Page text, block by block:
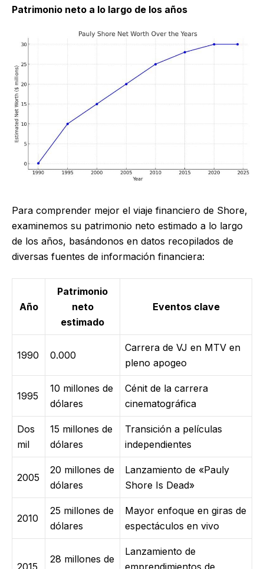
Patrimonio neto a lo largo de los años
Para comprender mejor el viaje financiero de Shore,
examinemos su patrimonio neto estimado a lo largo
de los años, basándonos en datos recopilados de
diversas fuentes de información financiera:
Año
Patrimonio
neto
estimado
Eventos clave
1990 0.000
Carrera de VJ en MTV en
pleno apogeo
1995
10 millones de
dólares
Cénit de la carrera
cinematográfica
Dos
mil
15 millones de
dólares
Transición a películas
independientes
2005
20 millones de
dólares
Lanzamiento de «Pauly
Shore Is Dead»
2010
25 millones de
dólares
Mayor enfoque en giras de
espectáculos en vivo
2015
28 millones de
Lanzamiento de
emprendimientos de